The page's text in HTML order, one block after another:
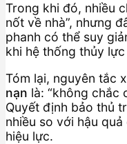
Trong khi đó, nhiều
nốt về nhà”, nhưng
phanh có thể suy
khi hệ thống thủy
Tóm lại, nguyên tắc
nạn là: “không chắc
Quyết định bảo thủ
nhiều so với hậu
hiệu lực.